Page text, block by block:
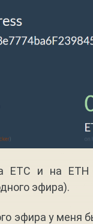
и на ETH
эфира).
эфира у меня